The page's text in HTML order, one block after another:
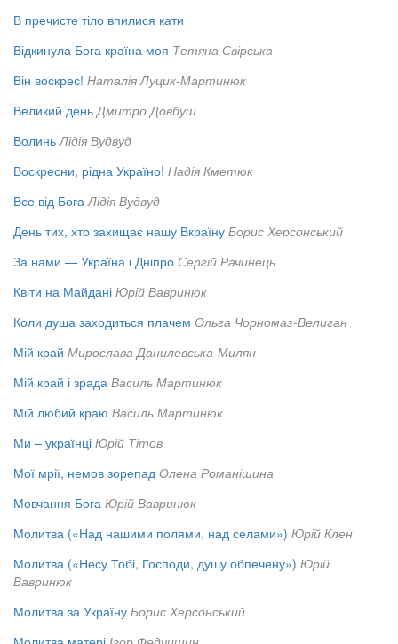
В пречисте тіло впилися кати
Відкинула Бога країна моя Тетяна Свірська
Він воскрес! Наталія Луцик-Мартинюк
Великий день Дмитро Довбуш
Волинь Лідія Вудвуд
Воскресни, рідна Україно! Надія Кметюк
Все від Бога Лідія Вудвуд
День тих, хто захищає нашу Вкраїну Борис Херсонський
За нами — Україна і Дніпро Сергій Рачинець
Квіти на Майдані Юрій Вавринюк
Коли душа заходиться плачем Ольга Чорномаз-Велиган
Мій край Мирослава Данилевська-Милян
Мій край і зрада Василь Мартинюк
Мій любий краю Василь Мартинюк
Ми – українці Юрій Тітов
Мої мрії, немов зорепад Олена Романішина
Мовчання Бога Юрій Вавринюк
Молитва («Над нашими полями, над селами») Юрій Клен
Молитва («Несу Тобі, Господи, душу обпечену») Юрій
Вавринюк
Молитва за Україну Борис Херсонський